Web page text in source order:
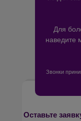
Для
наведите
Звонки
Оставьте